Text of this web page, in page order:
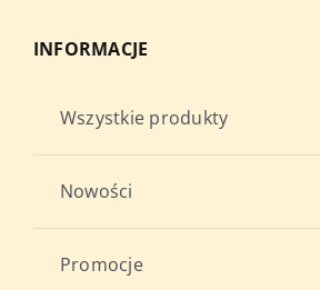
INFORMACJE
Wszystkie produkty
Nowości
Promocje